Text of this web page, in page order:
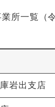
所一覧（
岩出支店